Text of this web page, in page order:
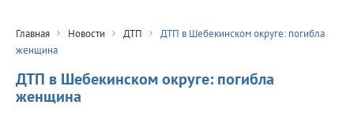
Главная Новости ДТП
ДТП в Шебекинском округе: погибла
женщина
ДТП в Шебекинском округе: погибла
женщина